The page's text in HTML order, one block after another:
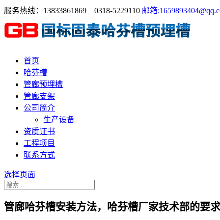
服务热线：13833861869 0318-5229110 邮箱
首页
哈芬槽
管廊预埋槽
管廊支架
公司简介
生产设备
资质证书
工程项目
联系方式
选择页面
管廊哈芬槽安装方法，哈芬槽厂家技术部的要求